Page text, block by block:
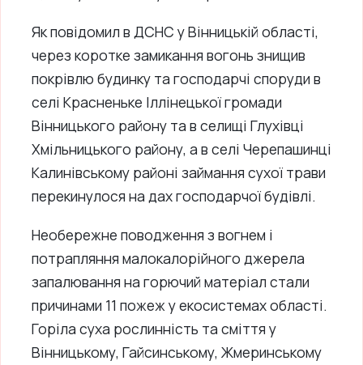
Як повідомил в ДСНС у Вінницькій області,
через коротке замикання вогонь знищив
покрівлю будинку та господарчі споруди в
селі Красненьке Іллінецької громади
Вінницького району та в селищі Глухівці
Хмільницького району, а в селі Черепашинці
Калинівському районі займання сухої трави
перекинулося на дах господарчої будівлі.
Необережне поводження з вогнем і
потрапляння малокалорійного джерела
запалювання на горючий матеріал стали
причинами 11 пожеж у екосистемах області.
Горіла суха рослинність та сміття у
Вінницькому, Гайсинському, Жмеринському